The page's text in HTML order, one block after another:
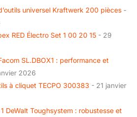
universel Kraftwerk 200 pièces -
RED Électro Set 1 00 20 15 - 29
SL.DBOX1 : performance et
2026
à cliquet TECPO 300383 - 21 janvier
DeWalt Toughsystem : robustesse et